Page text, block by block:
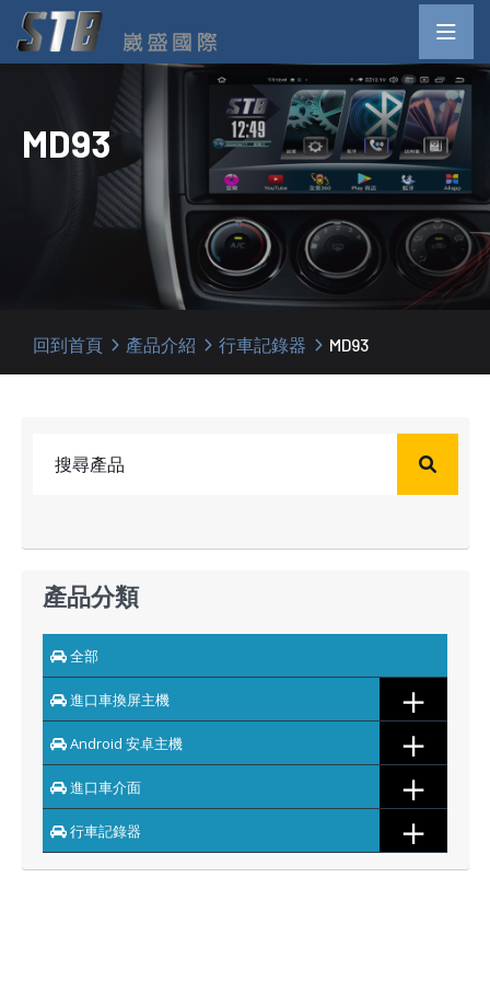
MD93
回到首頁 產品介紹 行車記錄器 MD93
產品分類
全部
進口車換屏主機 ＋
Android 安卓主機 ＋
進口車介面 ＋
行車記錄器 ＋